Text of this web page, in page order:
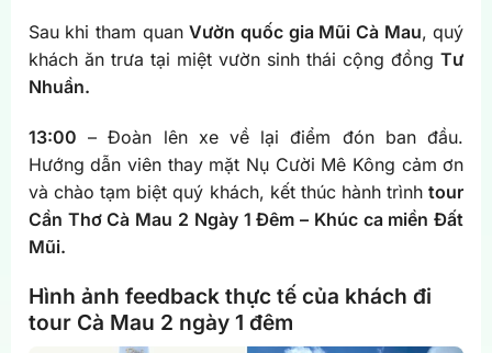
Sau khi tham quanVườn quốc gia Mũi Cà Mau, quý
khách ăn trưa tại miệt vườn sinh thái cộng đồngTư
Nhuần.
13:00 – Đoàn lên xe về lại điểm đón ban đầu.
Hướng dẫn viên thay mặt Nụ Cười Mê Kông cảm ơn
và chào tạm biệt quý khách, kết thúc hành trìnhtour
Cần Thơ Cà Mau 2 Ngày 1 Đêm – Khúc ca miền Đất
Mũi.
Hình ảnh feedback thực tế của khách đi
tour Cà Mau 2 ngày 1 đêm